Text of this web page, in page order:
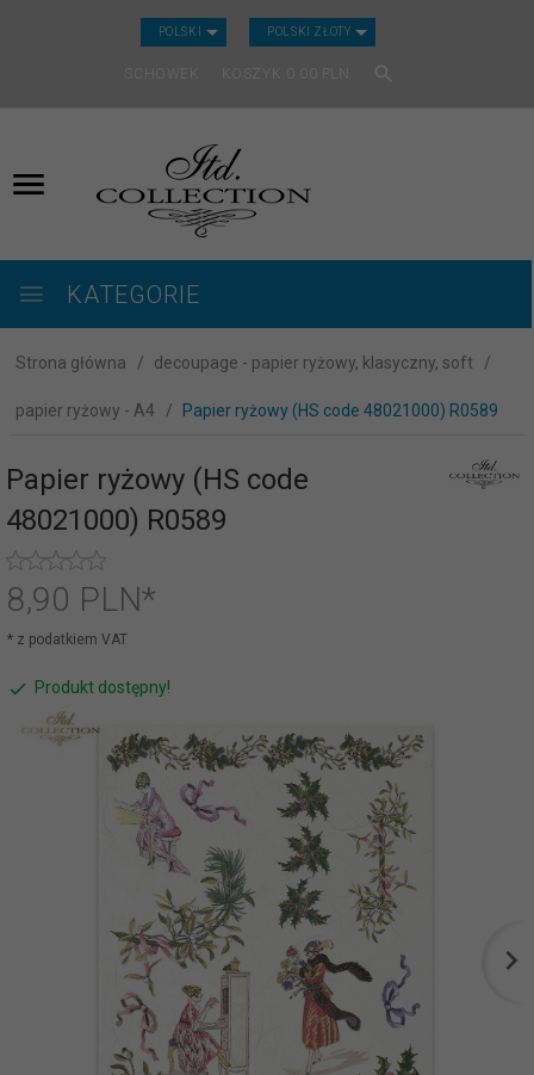
POLSKI CURRENCY_H
POLSKI ZŁOTY
SCHOWEK KOSZYK
KATEGORIE
Strona główna decoupage - papier ryżowy, klasyczny, soft
papier ryżowy - A4 Papier ryżowy (HS code 48021000) R0589
Papier ryżowy (HS code
48021000) R0589
8,90 PLN*
* z podatkiem VAT
Produkt dostępny!